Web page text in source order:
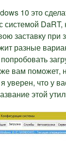
10 это
системой
заставку
разные
вам поможет,
что у
этой